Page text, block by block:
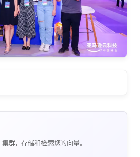
群，存储和检索您的向量。